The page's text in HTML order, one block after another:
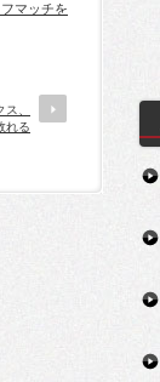
マッチを
、
れる